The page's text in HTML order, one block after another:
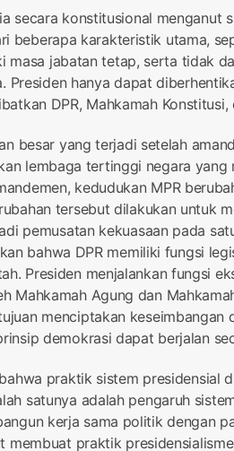
secara konstitusional menganut
beberapa karakteristik utama,
masa jabatan tetap, serta tidak
Presiden hanya dapat
DPR, Mahkamah Konstitusi,
besar yang terjadi setelah
lembaga tertinggi negara yang
kedudukan MPR
tersebut dilakukan untuk
pemusatan kekuasaan pada
bahwa DPR memiliki fungsi
Presiden menjalankan fungsi
Mahkamah Agung dan
menciptakan keseimbangan
demokrasi dapat berjalan
praktik sistem presidensial
satunya adalah pengaruh
kerja sama politik dengan
membuat praktik